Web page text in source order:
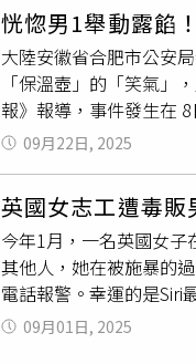
（Sean Curran）特別錄
的SMS詐騙、垃圾簡訊
4G LTE SMS閘道可同
卡的型號，並以「人類
Ticketmaster等平台要
有代理服務替不願自
WiredSMS、TextChest
合進專為黃牛設計的瀏
Private Tabs曾宣稱透過
公司於今年9月5日提醒
示特勤局查扣的SIM卡
類設備在近年相當普遍，
恍惚男1舉動露餡
大陸安徽省合肥市公安
「保溫壺」的「笑氣」
報》報導，事件發生在
發現一名男子神色恍惚
場內發現一輛由兩人
廂內整齊堆放大量紫色
一步調查，確認瓶罐內
警方共從該車查獲「笑
留，而購買「笑氣」的
且帶有甜味。由於吸入
不足，引發頭暈、胸悶
殘，甚至因缺氧窒息
09月22日, 2025
英國女志工遭毒
今年1月，一名英國女
其他人，她在被施暴的
電話報警。幸運的是Siri
下暴行的恐怖情人，也
害者，是34歲的艾瑪-
09月01日, 2025